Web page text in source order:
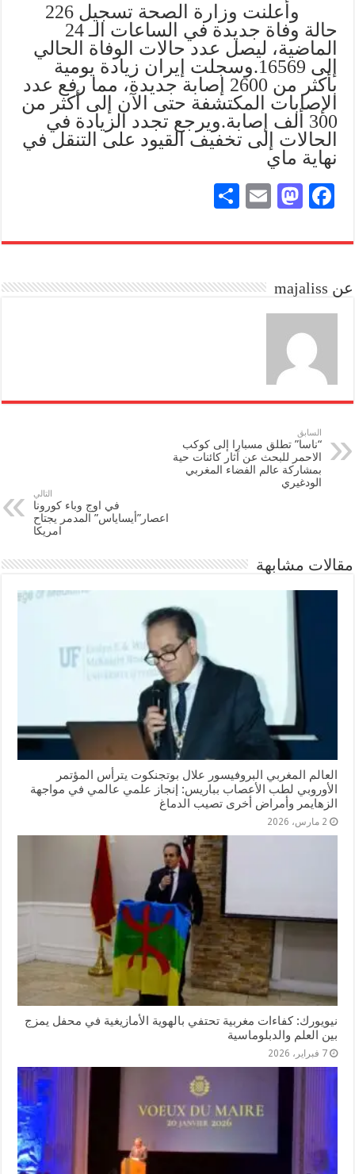
وأعلنت وزارة الصحة تسجيل 226
حالة وفاة جديدة في الساعات الـ 24
الماضية، ليصل عدد حالات الوفاة الحالي
إلى 16569.
وسجلت إيران زيادة يومية
بأكثر من 2600 إصابة جديدة، مما رفع عدد
الإصابات المكتشفة حتى الآن إلى أكثر من
300 ألف إصابة.
ويرجع تجدد الزيادة في
الحالات إلى تخفيف القيود على التنقل في
نهاية ماي
Fa
bo
M
to
n
E
ail
re
عن majaliss
السابق
“ناسا” تطلق مسبارا إلى كوكب
الاحمر للبحث عن آثار كائنات حية
بمشاركة عالم الفضاء المغربي
الودغيري
التالي
في اوج وباء كورونا
اعصار”أيساياس” المدمر يجتاح
امريكا
مقالات مشابهة
العالم المغربي البروفيسور علال بوتجنكوت يترأس المؤتمر
الأوروبي لطب الأعصاب بباريس: إنجاز علمي عالمي في مواجهة
الزهايمر وأمراض أخرى تصيب الدماغ
2 مارس، 2026
نيويورك: كفاءات مغربية تحتفي بالهوية الأمازيغية في محفل يمزج
بين العلم والدبلوماسية
7 فبراير، 2026